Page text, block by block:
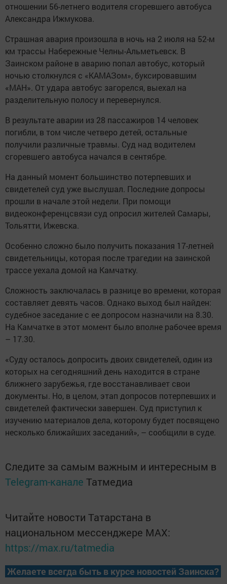
отношении 56-летнего водителя сгоревшего автобуса
Александра Ижмукова.
Страшная авария произошла в ночь на 2 июля на 52-м
км трассы Набережные Челны-Альметьевск. В
Заинском районе в аварию попал автобус, который
ночью столкнулся с «КАМАЗом», буксировавшим
«МАН». От удара автобус загорелся, выехал на
разделительную полосу и перевернулся.
В результате аварии из 28 пассажиров 14 человек
погибли, в том числе четверо детей, остальные
получили различные травмы. Суд над водителем
сгоревшего автобуса начался в сентябре.
На данный момент большинство потерпевших и
свидетелей суд уже выслушал. Последние допросы
прошли в начале этой недели. При помощи
видеоконференцсвязи суд опросил жителей Самары,
Тольятти, Ижевска.
Особенно сложно было получить показания 17-летней
свидетельницы, которая после трагедии на заинской
трассе уехала домой на Камчатку.
Сложность заключалась в разнице во времени, которая
составляет девять часов. Однако выход был найден:
судебное заседание с ее допросом назначили на 8.30.
На Камчатке в этот момент было вполне рабочее время
– 17.30.
«Суду осталось допросить двоих свидетелей, один из
которых на сегодняшний день находится в стране
ближнего зарубежья, где восстанавливает свои
документы. Но, в целом, этап допросов потерпевших и
свидетелей фактически завершен. Суд приступил к
изучению материалов дела, которому будет посвящено
несколько ближайших заседаний», – сообщили в суде.
Следите за самым важным и интересным в
Telegram-канале Татмедиа
Читайте новости Татарстана в
национальном мессенджере MАХ:
https://max.ru/tatmedia
Желаете всегда быть в курсе новостей Заинска?